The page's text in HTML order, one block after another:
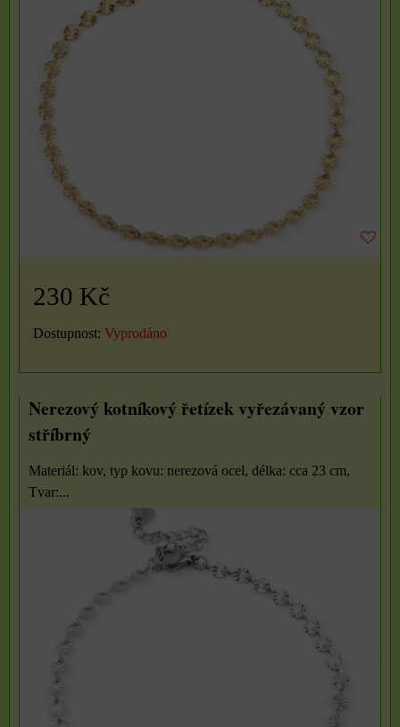
230 Kč
Dostupnost: Vyprodáno
Nerezový kotníkový řetízek vyřezávaný vzor
stříbrný
Materiál: kov, typ kovu: nerezová ocel, délka: cca 23 cm,
Tvar:...